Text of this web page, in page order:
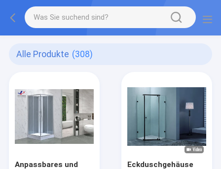
Alle Produkte (308)
Anpassbares und
Eckduschgehäuse